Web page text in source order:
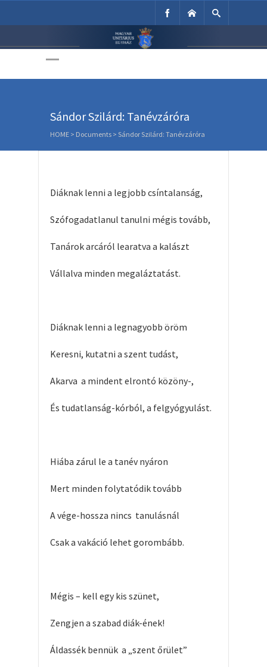
Unitárius Egyház
Sándor Szilárd: Tanévzáróra
HOME > Documents > Sándor Szilárd: Tanévzáróra
Diáknak lenni a legjobb csíntalanság,
Szófogadatlanul tanulni mégis tovább,
Tanárok arcáról learatva a kalászt
Vállalva minden megaláztatást.
Diáknak lenni a legnagyobb öröm
Keresni, kutatni a szent tudást,
Akarva a mindent elrontó közöny-,
És tudatlanság-kórból, a felgyógyulást.
Hiába zárul le a tanév nyáron
Mert minden folytatódik tovább
A vége-hossza nincs tanulásnál
Csak a vakáció lehet gorombább.
Mégis – kell egy kis szünet,
Zengjen a szabad diák-ének!
Áldassék bennük a „szent őrület”